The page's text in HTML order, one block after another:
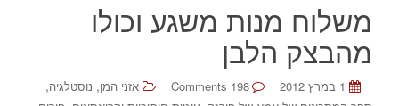
משלוח מנות משגע וכולו
מהבצק הלבן
1 במרץ 2012 198 Comments אזני המן, נוסטלגיה,